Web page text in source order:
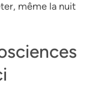
même la nuit